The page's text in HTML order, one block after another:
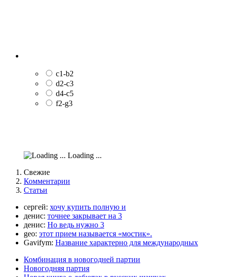
c1-b2
d2-c3
d4-c5
f2-g3
Loading ...
Свежие
Комментарии
Статьи
сергей: хочу купить полную и
денис: точнее закрывает на 3
денис: Но ведь нужно 3
geo: этот прием называется «мостик».
Gavifym: Название характерно для международных
Комбинация в новогодней партии
Новогодняя партия